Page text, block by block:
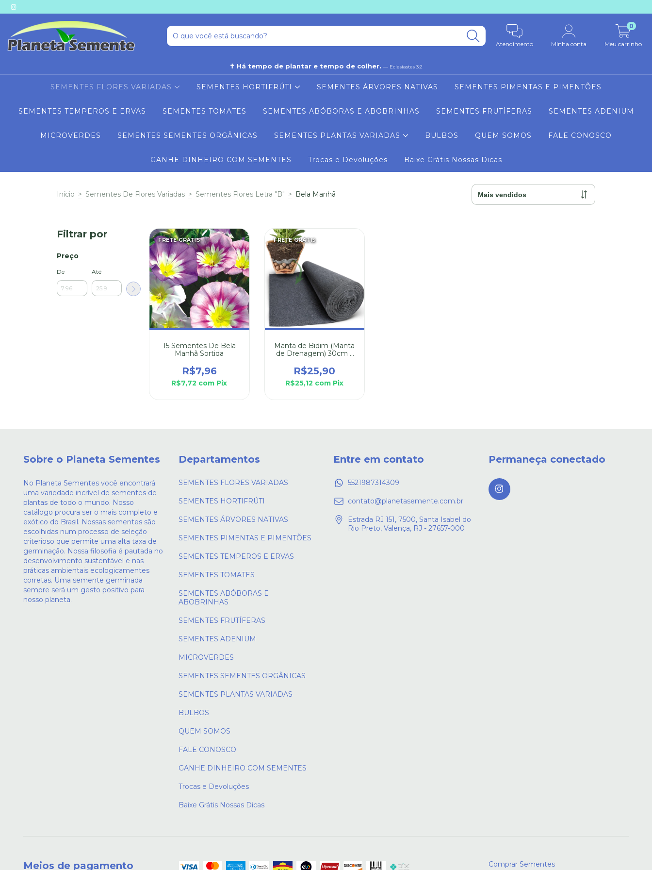
✝ Há tempo de plantar e tempo de colher. — Eclesiastes 3:2
Atendimento Minha conta Meu carrinho
0
SEMENTES FLORES VARIADAS SEMENTES HORTIFRÚTI SEMENTES ÁRVORES NATIVAS SEMENTES PIMENTAS E PIMENTÕES
SEMENTES TEMPEROS E ERVAS SEMENTES TOMATES SEMENTES ABÓBORAS E ABOBRINHAS SEMENTES FRUTÍFERAS SEMENTES ADENIUM
MICROVERDES SEMENTES SEMENTES ORGÂNICAS SEMENTES PLANTAS VARIADAS BULBOS QUEM SOMOS FALE CONOSCO
GANHE DINHEIRO COM SEMENTES Trocas e Devoluções Baixe Grátis Nossas Dicas
Início > Sementes De Flores Variadas > Sementes Flores Letra "B" > Bela Manhã
Filtrar por
Preço
De Até
FRETE GRÁTIS
15 Sementes De Bela
Manhã Sortida
R$7,96
R$7,72 com Pix
FRETE GRÁTIS
Manta de Bidim (Manta
de Drenagem) 30cm x
R$25,90
R$25,12 com Pix
Sobre o Planeta Sementes
No Planeta Sementes você encontrará
uma variedade incrível de sementes de
plantas de todo o mundo. Nosso
catálogo procura ser o mais completo e
exótico do Brasil. Nossas sementes são
escolhidas num processo de seleção
criterioso que permite uma alta taxa de
germinação. Nossa filosofia é pautada no
desenvolvimento sustentável e nas
práticas ambientais ecologicamentes
corretas. Uma semente germinada
sempre será um gesto positivo para
nosso planeta.
Departamentos
SEMENTES FLORES VARIADAS
SEMENTES HORTIFRÚTI
SEMENTES ÁRVORES NATIVAS
SEMENTES PIMENTAS E PIMENTÕES
SEMENTES TEMPEROS E ERVAS
SEMENTES TOMATES
SEMENTES ABÓBORAS E
ABOBRINHAS
SEMENTES FRUTÍFERAS
SEMENTES ADENIUM
MICROVERDES
SEMENTES SEMENTES ORGÂNICAS
SEMENTES PLANTAS VARIADAS
BULBOS
QUEM SOMOS
FALE CONOSCO
GANHE DINHEIRO COM SEMENTES
Trocas e Devoluções
Baixe Grátis Nossas Dicas
Entre em contato
5521987314309
contato@planetasemente.com.br
Estrada RJ 151, 7500, Santa Isabel do
Rio Preto, Valença, RJ - 27657-000
Permaneça conectado
Meios de pagamento
Comprar Sementes